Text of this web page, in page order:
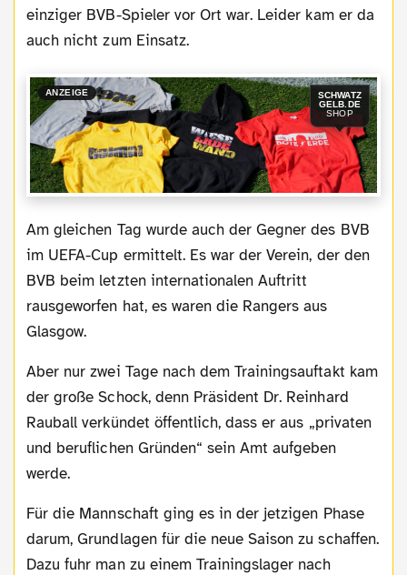
einziger BVB-Spieler vor Ort war. Leider kam er da
auch nicht zum Einsatz.
ANZEIGE
SCHWATZ
GELB.DE
SHOP
Am gleichen Tag wurde auch der Gegner des BVB
im UEFA-Cup ermittelt. Es war der Verein, der den
BVB beim letzten internationalen Auftritt
rausgeworfen hat, es waren die Rangers aus
Glasgow.
Aber nur zwei Tage nach dem Trainingsauftakt kam
der große Schock, denn Präsident Dr. Reinhard
Rauball verkündet öffentlich, dass er aus „privaten
und beruflichen Gründen“ sein Amt aufgeben
werde.
Für die Mannschaft ging es in der jetzigen Phase
darum, Grundlagen für die neue Saison zu schaffen.
Dazu fuhr man zu einem Trainingslager nach